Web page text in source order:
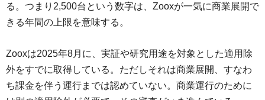
る。つまり2,500台という数字は、Zooxが一気に商業展開で
きる年間の上限を意味する。
Zooxは2025年8月に、実証や研究用途を対象とした適用除
外をすでに取得している。ただしそれは商業展開、すなわ
ち課金を伴う運行までは認めていない。商業運行のために